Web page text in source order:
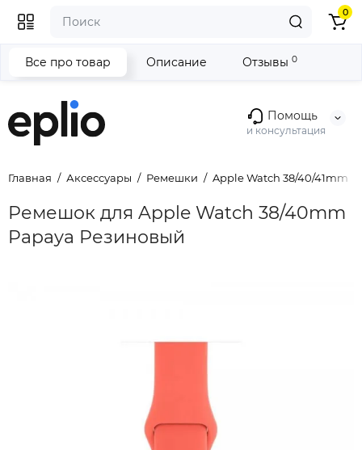
Помощь
и консультация
0
Главная Аксессуары Ремешки Apple Watch 38/40/41mm
Ремешок для Apple Watch 38/40mm
Papaya Резиновый
Все про товар Описание Отзывы 0